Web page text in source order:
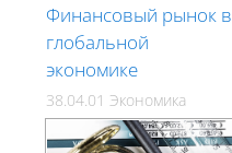
Финансовый рынок в
глобальной
экономике
38.04.01 Экономика